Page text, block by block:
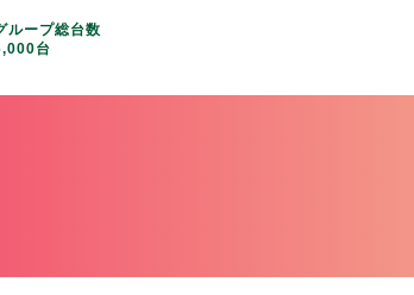
ループ総台数
台